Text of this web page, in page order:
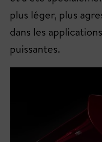
plus léger, plus
dans les
puissantes.